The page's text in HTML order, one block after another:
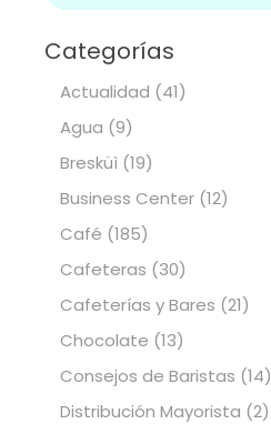
Categorías
Actualidad (41)
Agua (9)
Bresküì (19)
Business Center (12)
Café (185)
Cafeteras (30)
Cafeterías y Bares (21)
Chocolate (13)
Consejos de Baristas (14)
Distribución Mayorista (2)